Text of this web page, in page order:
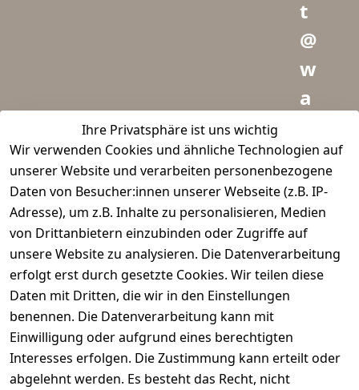
Ihre Privatsphäre ist uns wichtig
Wir verwenden Cookies und ähnliche Technologien auf
unserer Website und verarbeiten personenbezogene
Daten von Besucher:innen unserer Webseite (z.B. IP-
Adresse), um z.B. Inhalte zu personalisieren, Medien
von Drittanbietern einzubinden oder Zugriffe auf
unsere Website zu analysieren. Die Datenverarbeitung
erfolgt erst durch gesetzte Cookies. Wir teilen diese
Daten mit Dritten, die wir in den Einstellungen
benennen. Die Datenverarbeitung kann mit
Einwilligung oder aufgrund eines berechtigten
Interesses erfolgen. Die Zustimmung kann erteilt oder
abgelehnt werden. Es besteht das Recht, nicht
t
@
w
a
d
m
e
i
s
r.